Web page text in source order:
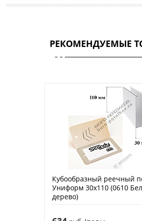
РЕКОМЕНДУЕМЫЕ
Кубообразный реечный
Униформ 30х110 (0610
дерево)